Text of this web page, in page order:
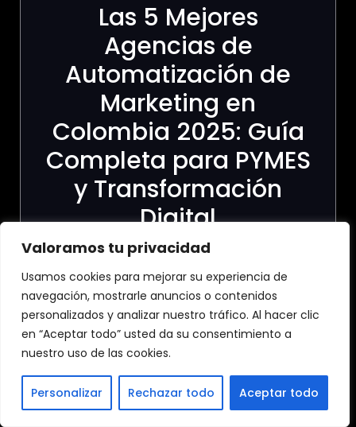
Valoramos tu privacidad
Usamos cookies para mejorar su experiencia de
navegación, mostrarle anuncios o contenidos
personalizados y analizar nuestro tráfico. Al hacer clic
en “Aceptar todo” usted da su consentimiento a
nuestro uso de las cookies.
Personalizar Rechazar todo Aceptar todo
Las 5 Mejores
Agencias de
Automatización de
Marketing en
Colombia 2025: Guía
Completa para PYMES
y Transformación
Digital
A continuación, el Top 5 Agencias de
Automatización Marketing en Colombia
1.- Agencia de
Automatizacion en
Marketing Con
Agentes IA ToGrow
ToGrow se posiciona como la agencia